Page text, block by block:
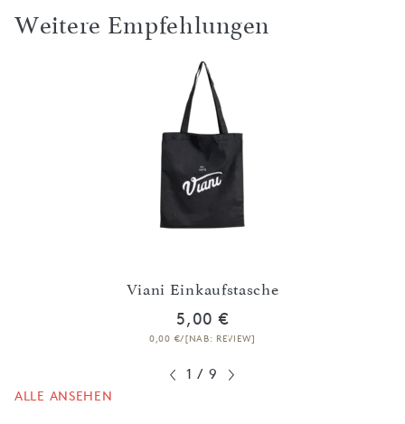
Weitere Empfehlungen
Viani Einkaufstasche
5,00 €
0,00 €/[NAB: REVIEW]
1 / 9
ALLE ANSEHEN